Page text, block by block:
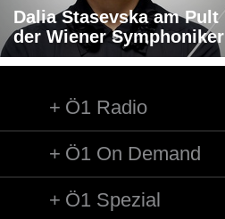
Dalia Stasevska am Pult
der Wiener Symphoniker
Ö1 Radio
Ö1 On Demand
Ö1 Spezial